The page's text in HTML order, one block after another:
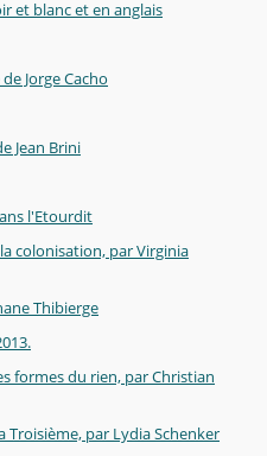
et blanc et en anglais
Jorge Cacho
Jean Brini
l'Etourdit
colonisation, par Virginia
Thibierge
formes du rien, par Christian
Troisième, par Lydia Schenker